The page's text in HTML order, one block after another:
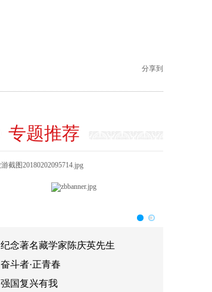
分享到
专题推荐
纪念著名藏学家陈庆英先生
奋斗者·正青春
强国复兴有我